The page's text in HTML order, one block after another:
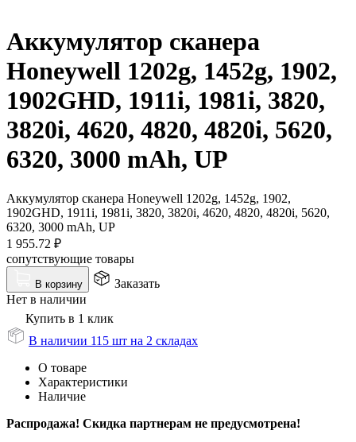
Аккумулятор сканера
Honeywell 1202g, 1452g, 1902,
1902GHD, 1911i, 1981i, 3820,
3820i, 4620, 4820, 4820i, 5620,
6320, 3000 mAh, UP
Аккумулятор сканера Honeywell 1202g, 1452g, 1902,
1902GHD, 1911i, 1981i, 3820, 3820i, 4620, 4820, 4820i, 5620,
6320, 3000 mAh, UP
1 955.72 ₽
сопутствующие товары
В корзину
Заказать
Нет в наличии
Купить в 1 клик
В наличии 115 шт на 2 складах
О товаре
Характеристики
Наличие
Распродажа! Скидка партнерам не предусмотрена!